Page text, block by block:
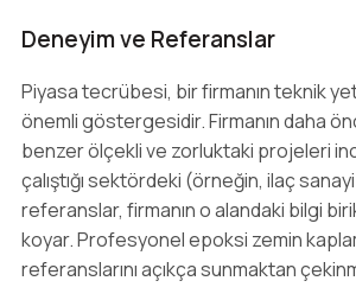
Deneyim ve Referanslar
Piyasa tecrübesi, bir firmanın teknik
önemli göstergesidir. Firmanın daha
benzer ölçekli ve zorluktaki projeleri
çalıştığı sektördeki (örneğin, ilaç
referanslar, firmanın o alandaki bilgi
koyar. Profesyonel epoksi zemin
referanslarını açıkça sunmaktan